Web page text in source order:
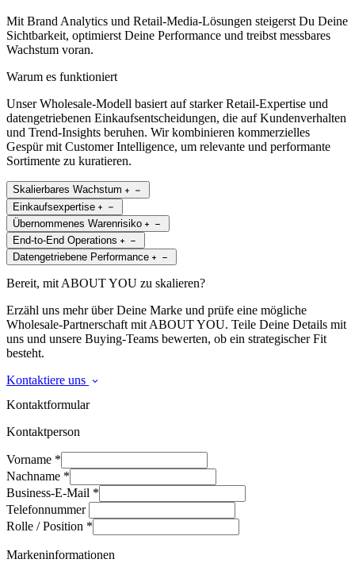
Mit Brand Analytics und Retail-Media-Lösungen steigerst Du Deine
Sichtbarkeit, optimierst Deine Performance und treibst messbares
Wachstum voran.
Warum es funktioniert
Unser Wholesale-Modell basiert auf starker Retail-Expertise und
datengetriebenen Einkaufsentscheidungen, die auf Kundenverhalten
und Trend-Insights beruhen. Wir kombinieren kommerzielles
Gespür mit Customer Intelligence, um relevante und performante
Sortimente zu kuratieren.
Skalierbares Wachstum
Einkaufsexpertise
Übernommenes Warenrisiko
End-to-End Operations
Datengetriebene Performance
Bereit, mit ABOUT YOU zu skalieren?
Erzähl uns mehr über Deine Marke und prüfe eine mögliche
Wholesale-Partnerschaft mit ABOUT YOU. Teile Deine Details mit
uns und unsere Buying-Teams bewerten, ob ein strategischer Fit
besteht.
Kontaktiere uns
Kontaktformular
Kontaktperson
Vorname *
Nachname *
Business-E-Mail *
Telefonnummer
Rolle / Position *
Markeninformationen